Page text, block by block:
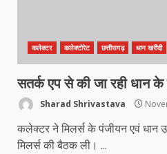
कलेक्टर कलेक्टोरेट छत्तीसगढ़ धान खरीदी
सतर्क एप से की जा रही धान के
Sharad Shrivastava
कलेक्टर ने मिलर्स के पंजीयन एवं धान
मिलर्स की बैठक ली। ...